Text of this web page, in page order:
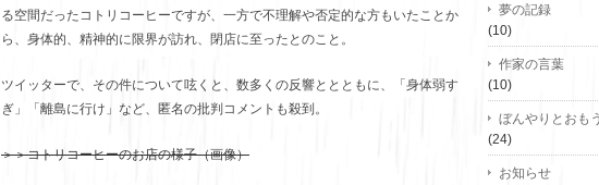
る空間だったコトリコーヒーですが、一方で不理解や否定的な方もいたことか
ら、身体的、精神的に限界が訪れ、閉店に至ったとのこと。
ツイッターで、その件について呟くと、数多くの反響ととともに、「身体弱す
ぎ」「離島に行け」など、匿名の批判コメントも殺到。
＞＞コトリコーヒーのお店の様子（画像）
夢の記録
(10)
作家の言葉
(10)
ぼんやりとおも
(24)
お知らせ